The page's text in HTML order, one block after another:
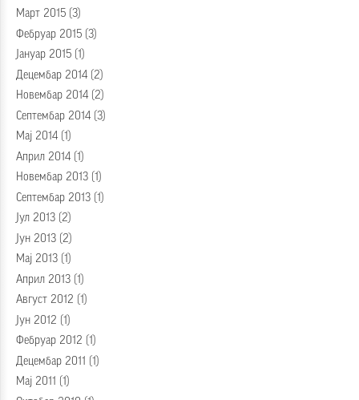
Март 2015 (3)
Фебруар 2015 (3)
Јануар 2015 (1)
Децембар 2014 (2)
Новембар 2014 (2)
Септембар 2014 (3)
Мај 2014 (1)
Април 2014 (1)
Новембар 2013 (1)
Септембар 2013 (1)
Јул 2013 (2)
Јун 2013 (2)
Мај 2013 (1)
Април 2013 (1)
Август 2012 (1)
Јун 2012 (1)
Фебруар 2012 (1)
Децембар 2011
(1)
Мај 2011
(1)